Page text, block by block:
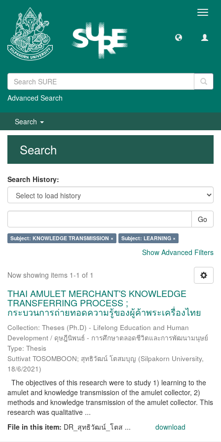
Advanced Search
Search
Search
Search History:
Go
Subject: KNOWLEDGE TRANSMISSION × Subject: LEARNING ×
Show Advanced Filters
Now showing items 1-1 of 1
THAI AMULET MERCHANT'S KNOWLEDGE
TRANSFERRING PROCESS ;
กระบวนการถ่ายทอดความรู้ของผู้ค้าพระเครื่องไทย
Collection: Theses (Ph.D) - Lifelong Education and Human
Development / ดุษฎีนิพนธ์ - การศึกษาตลอดชีวิตและการพัฒนามนุษย์
Type: Thesis
Suttivat TOSOMBOON; สุทธิวัฒน์ โตสมบุญ (Silpakorn University,
18/6/2021)
The objectives of this research were to study 1) learning to the
amulet and knowledge transmission of the amulet collector, 2)
methods and knowledge transmission of the amulet collector. This
research was qualitative ...
File in this item: DR_สุทธิวัฒน์_โตส ... download